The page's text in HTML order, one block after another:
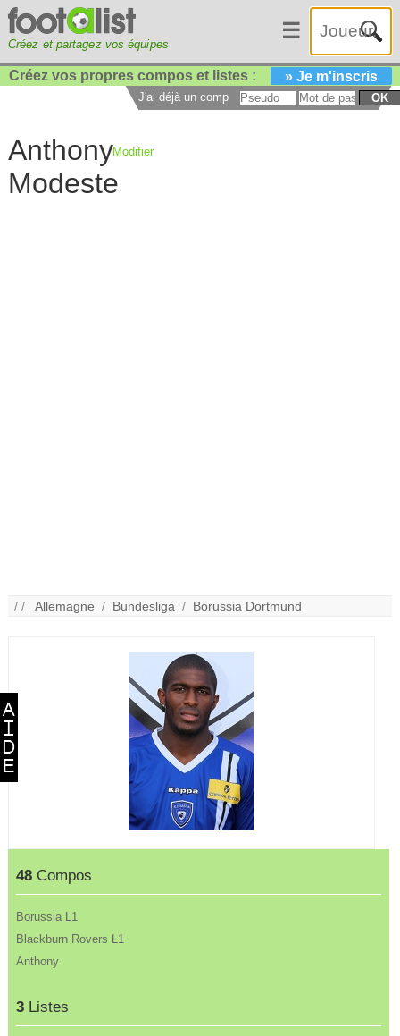
Créez et partagez vos équipes
☰
Créez vos propres compos et listes : » Je m'inscris
J'ai déjà un compte : OK
Anthony
Modeste
Modifier
/ /Allemagne / Bundesliga / Borussia Dortmund
48 Compos
Borussia L1
Blackburn Rovers L1
Anthony
3 Listes